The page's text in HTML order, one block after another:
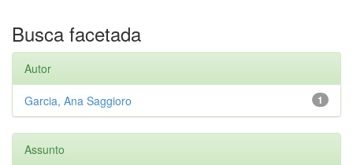
Busca facetada
Autor
1
Garcia, Ana Saggioro
Assunto